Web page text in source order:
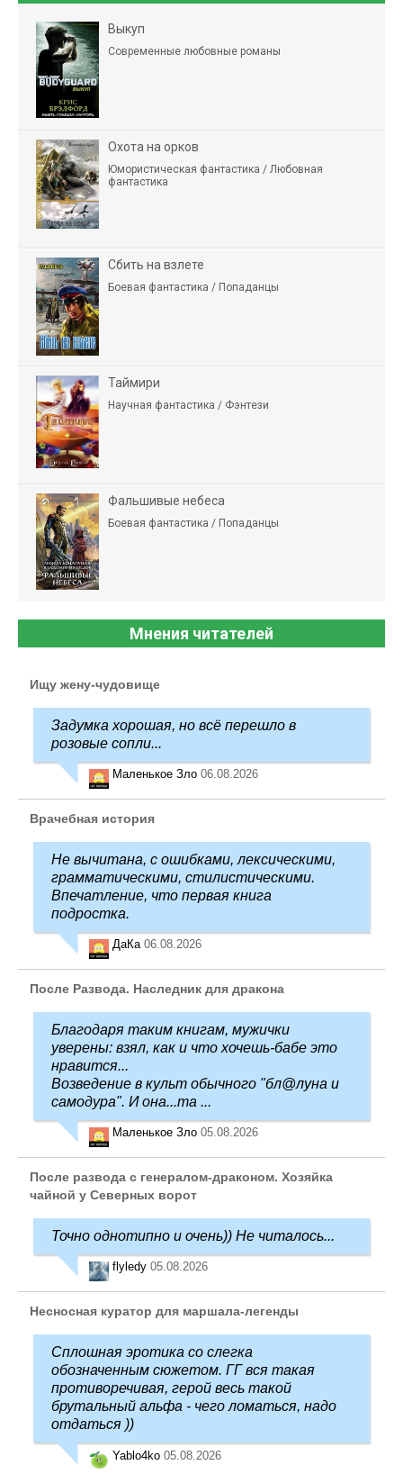
Выкуп
Современные любовные романы
Охота на орков
Юмористическая фантастика / Любовная
фантастика
Сбить на взлете
Боевая фантастика / Попаданцы
Таймири
Научная фантастика / Фэнтези
Фальшивые небеса
Боевая фантастика / Попаданцы
Мнения читателей
Ищу жену-чудовище
Задумка хорошая, но всё перешло в
розовые сопли...
Маленькое Зло 06.08.2026
Врачебная история
Не вычитана, с ошибками, лексическими,
грамматическими, стилистическими.
Впечатление, что первая книга
подростка.
ДаКа 06.08.2026
После Развода. Наследник для дракона
Благодаря таким книгам, мужички
уверены: взял, как и что хочешь-бабе это
нравится...
Возведение в культ обычного "бл@луна и
самодура". И она...та ...
Маленькое Зло 05.08.2026
После развода с генералом-драконом. Хозяйка
чайной у Северных ворот
Точно однотипно и очень)) Не читалось...
flyledy 05.08.2026
Несносная куратор для маршала-легенды
Сплошная эротика со слегка
обозначенным сюжетом. ГГ вся такая
противоречивая, герой весь такой
брутальный альфа - чего ломаться, надо
отдаться ))
Yablo4ko 05.08.2026